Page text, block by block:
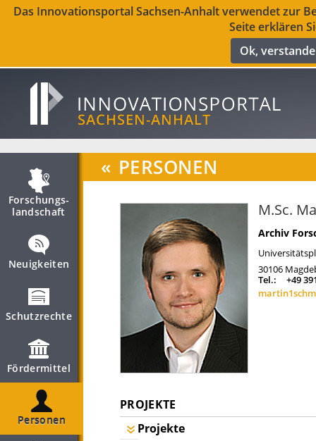
Das Innovationsportal Sachsen-Anhalt verwendet zur
Seite erklären
Ok,
Forschungs­
landschaft
Neuigkeiten
Schutzrechte
Fördermittel
Personen
« PERSONEN
M.Sc.
Archiv
30106
Tel.:
+49
PROJEKTE
Projekte